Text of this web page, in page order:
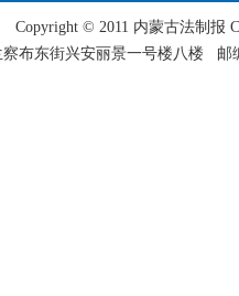
Copyright © 2011 内蒙古法制报
布东街兴安丽景一号楼八楼 邮